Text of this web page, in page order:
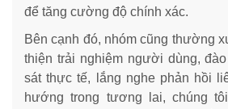
để tăng cường độ chính xác.
Bên cạnh đó, nhóm cũng thường
thiện trải nghiệm người dùng,
sát thực tế, lắng nghe phản hồi
hướng trong tương lai, chúng